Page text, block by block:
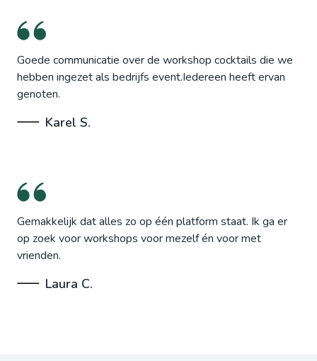
Goede communicatie over de workshop cocktails die we
hebben ingezet als bedrijfs event.Iedereen heeft ervan
genoten.
Karel S.
Gemakkelijk dat alles zo op één platform staat. Ik ga er
op zoek voor workshops voor mezelf én voor met
vrienden.
Laura C.